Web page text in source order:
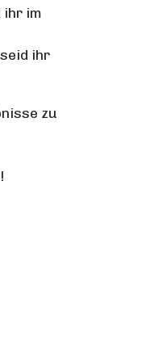
ihr im
ihr
zu